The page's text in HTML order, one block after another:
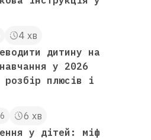
4 хв
дитину на
у 2026
плюсів і
6 хв
у дітей: міф